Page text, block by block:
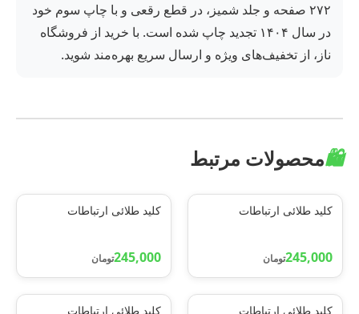
۲۷۲ صفحه و جلد شمیز، در قطع رقعی و با چاپ سوم خود
در سال ۱۴۰۴ تجدید چاپ شده است. با خرید از فروشگاه
ناز، از تخفیف‌های ویژه و ارسال سریع بهره‌مند شوید.
🛍️محصولات مرتبط
کلید طلائی ارتباطات
245,000تومان
کلید طلائی ارتباطات
245,000تومان
کلید طلائی ارتباطات کلید طلائی ارتباطات